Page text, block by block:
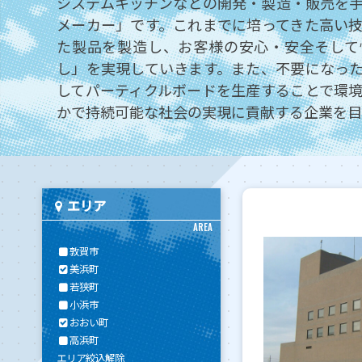
メーカー」です。これまでに培ってきた高い
た製品を製造し、お客様の安心・安全そし
し」を実現していきます。また、不要になっ
してパーティクルボードを生産することで環
かで持続可能な社会の実現に貢献する企業を
エリア
AREA
敦賀市
美浜町
若狭町
小浜市
おおい町
高浜町
エリア絞込解除